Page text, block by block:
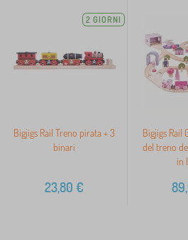
2 GIORNI
Bigjigs Rail Treno pirata + 3
binari
23,80 €
Bigjigs Rail
del treno
in